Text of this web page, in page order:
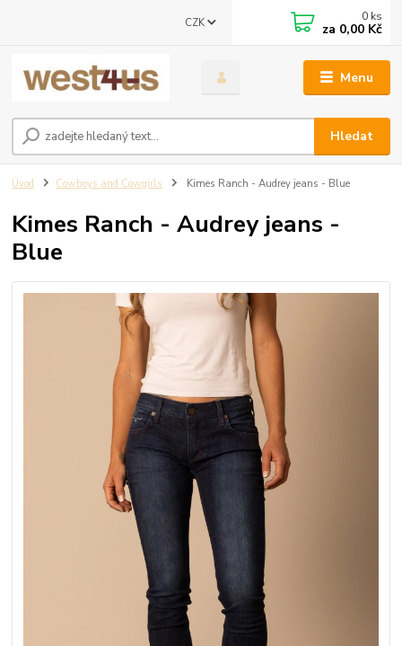
Menu
CZK
Hledat
0 ks
za 0,00 Kč
Úvod Cowboys and Cowgirls Kimes Ranch - Audrey jeans - Blue
Kimes Ranch - Audrey jeans -
Blue